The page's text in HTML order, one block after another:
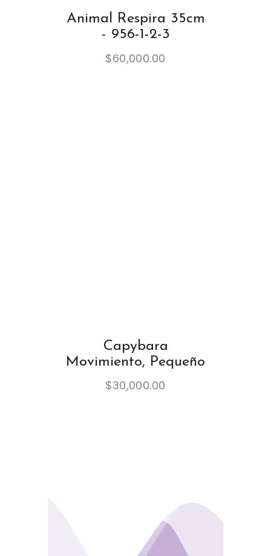
Animal Respira 35cm
- 956-1-2-3
$60,000.00
Capybara
Movimiento, Pequeño
$30,000.00